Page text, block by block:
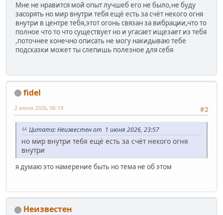
Мне не нравится мой опыт лучшеб его не было,не буду
засорять но мир внутри тебя ещё есть за счёт некого огня
внутри в центре тебя,этот огонь связан за вибрации,что то
полное что то что существует но и угасает ищезает из тебя
,поточнее конечно описать не могу накидываю тебе
подсказки может ты слепишь полезное для себя
fidel
#2
2 июня 2026, 06:19
Цитата: Неизвестен от 1 июня 2026, 23:57
но мир внутри тебя ещё есть за счёт некого огня
внутри
я думаю это намерение быть но тема не об этом
Неизвестен